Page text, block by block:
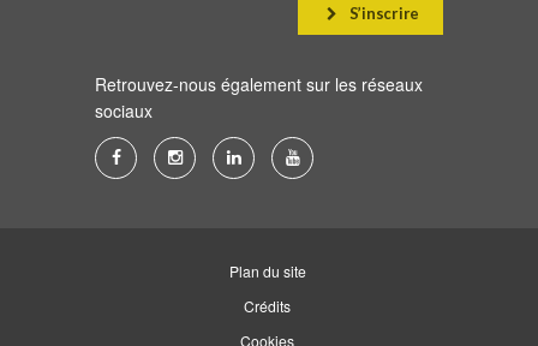
S’inscrire
Retrouvez-nous également sur les réseaux
sociaux
Lien
Lien
Instagram
Lien
Linkedin
Lien
Youtube
Plan du site
Crédits
Cookies